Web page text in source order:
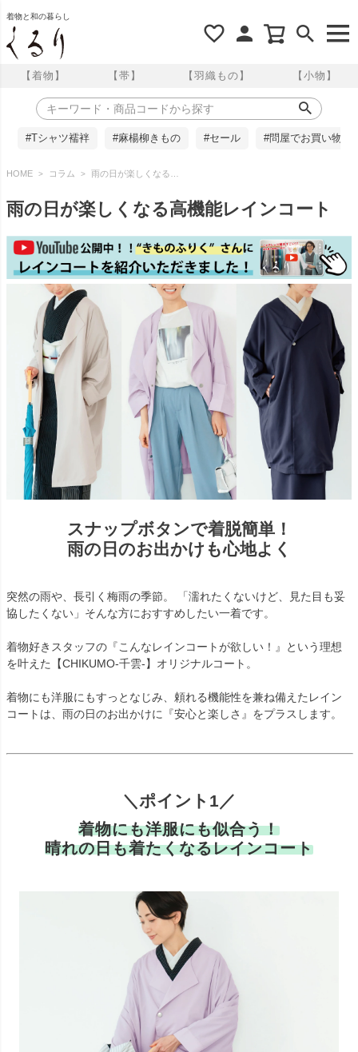
着物と和の暮らし
【着物】 【帯】 【羽織もの】 【小物】
#Tシャツ襦袢 #麻楊柳きもの #セール #問屋でお買い物
HOME コラム 雨の日が楽しくなる高機能レインコート
雨の日が楽しくなる高機能レインコート
スナップボタンで着脱簡単！
雨の日のお出かけも心地よく
突然の雨や、長引く梅雨の季節。 「濡れたくないけど、見た目も妥
協したくない」そんな方におすすめしたい一着です。
着物好きスタッフの『こんなレインコートが欲しい！』という理想
を叶えた【CHIKUMO-千雲-】オリジナルコート。
着物にも洋服にもすっとなじみ、頼れる機能性を兼ね備えたレイン
コートは、雨の日のお出かけに『安心と楽しさ』をプラスします。
＼ポイント1／
着物にも洋服にも似合う！
晴れの日も着たくなるレインコート